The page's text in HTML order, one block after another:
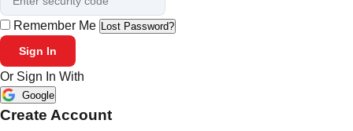
Remember Me Lost Password?
Sign In
Or Sign In With
Google
Create Account